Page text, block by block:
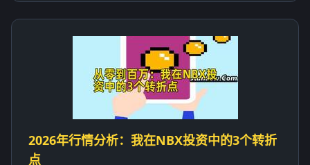
2026年行情分析：我在NBX投资中的3个转折
点